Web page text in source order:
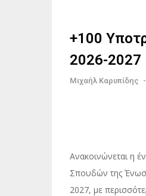
+100
2026-2027
Μιχαήλ Καρυπίδης -
Ανακοινώνεται η
Σπουδών της
2027, με